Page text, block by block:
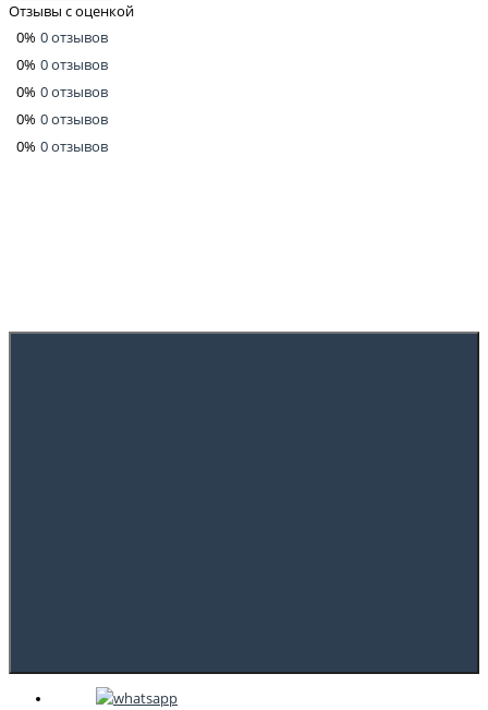
Отзывы с оценкой
0% 0 отзывов
0% 0 отзывов
0% 0 отзывов
0% 0 отзывов
0% 0 отзывов